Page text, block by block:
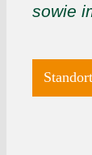
sowie